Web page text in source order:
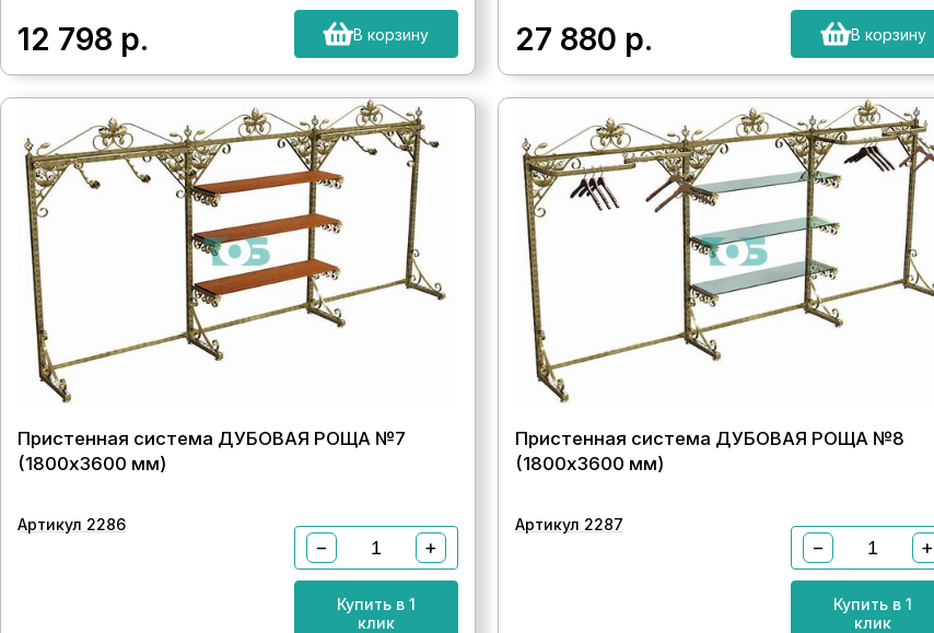
12 798 р. В корзину 27 880 р. В корзину
Пристенная система ДУБОВАЯ РОЩА №7
(1800х3600 мм)
Артикул 2286
− +
Купить в 1
клик
Пристенная система ДУБОВАЯ РОЩА №8
(1800х3600 мм)
Артикул 2287
− +
Купить в 1
клик